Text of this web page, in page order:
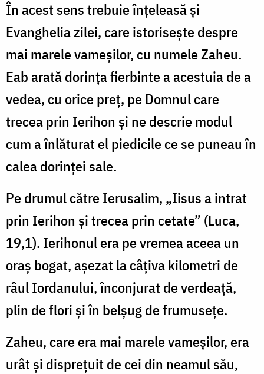
În acest sens trebuie înţeleasă şi
Evanghelia zilei, care istoriseşte despre
mai marele vameşilor, cu numele Zaheu.
Eab arată dorinţa fierbinte a acestuia de a
vedea, cu orice preţ, pe Domnul care
trecea prin Ierihon şi ne descrie modul
cum a înlăturat el piedicile ce se puneau în
calea dorinţei sale.
Pe drumul către Ierusalim, „Iisus a intrat
prin Ierihon şi trecea prin cetate” (Luca,
19,1). Ierihonul era pe vremea aceea un
oraş bogat, aşezat la câţiva kilometri de
râul Iordanului, înconjurat de verdeaţă,
plin de flori şi în belşug de frumuseţe.
Zaheu, care era mai marele vameşilor, era
urât şi dispreţuit de cei din neamul său,